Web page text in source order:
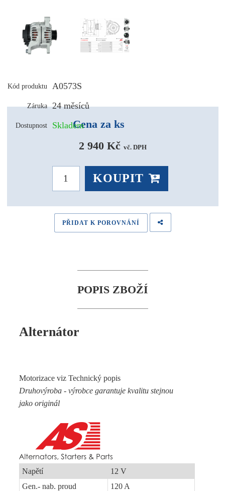
Kód produktu A0573S
Záruka 24 měsíců
Dostupnost SklademCena za ks
2 940 Kč vč. DPH
KOUPIT
PŘIDAT K POROVNÁNÍ
POPIS ZBOŽÍ
Alternátor
Motorizace viz Technický popis
Druhovýroba - výrobce garantuje kvalitu stejnou
jako originál
Napětí
12 V
Gen.- nab. proud
120 A